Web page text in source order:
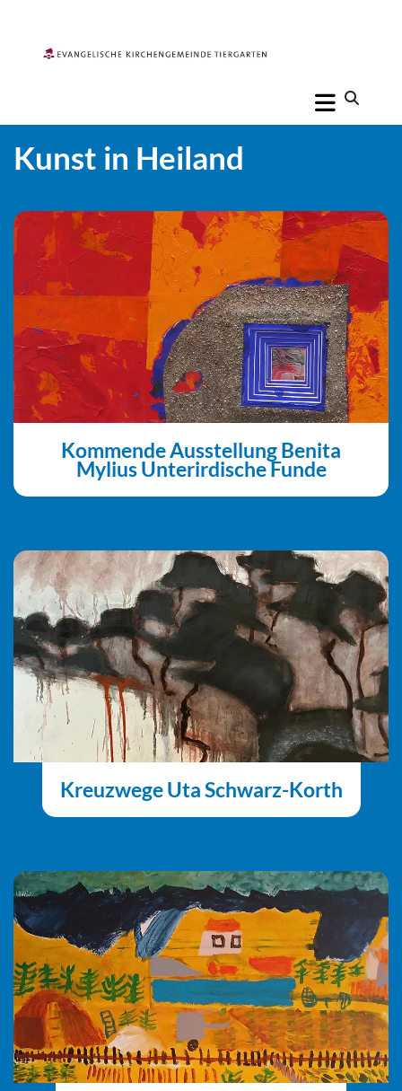
Kunst in Heiland
Kommende Ausstellung Benita
Mylius Unterirdische Funde
Kreuzwege Uta Schwarz-Korth